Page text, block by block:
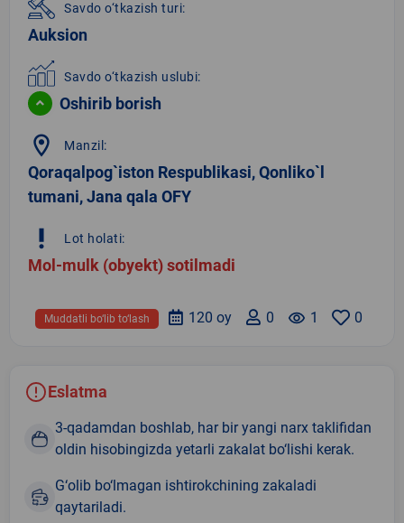
Savdo o‘tkazish turi:
Auksion
Savdo o‘tkazish uslubi:
Oshirib borish
location_on Manzil:
Qoraqalpog`iston Respublikasi, Qonliko`l
tumani, Jana qala OFY
priority_high Lot holati:
Mol-mulk (obyekt) sotilmadi
0
remove_red_eye 1
0
120 oy
Muddatli bo‘lib to‘lash
Eslatma
3-qadamdan boshlab, har bir yangi narx taklifidan
oldin hisobingizda yetarli zakalat bo‘lishi kerak.
G‘olib bo‘lmagan ishtirokchining zakaladi
qaytariladi.